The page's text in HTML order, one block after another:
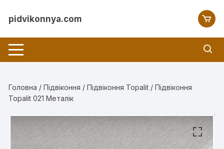
pidvikonnya.com
Головна /Підвіконня /Підвіконня Topalit / Підвіконня
Topalit 021 Металік